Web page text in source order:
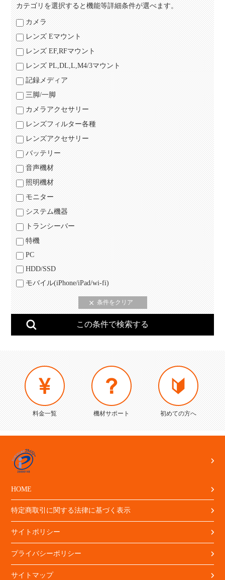
カテゴリを選択すると機能等詳細条件が選べます。
カメラ
レンズ Eマウント
レンズ EF,RFマウント
レンズ PL,DL,L,M4/3マウント
記録メディア
三脚/一脚
カメラアクセサリー
レンズフィルター各種
レンズアクセサリー
バッテリー
音声機材
照明機材
モニター
システム機器
トランシーバー
特機
PC
HDD/SSD
モバイル(iPhone/iPad/wi-fi)
料金一覧 機材サポート 初めての方へ
HOME
特定商取引に関する法律に基づく表示
サイトポリシー
プライバシーポリシー
サイトマップ